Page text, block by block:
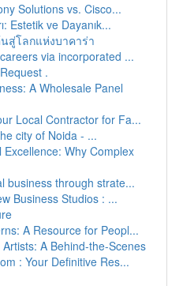
Solutions vs. Cisco...
Estetik ve Dayanık...
สู่โลกแห่งบาคาร่า
via incorporated ...
.
A Wholesale Panel
Local Contractor for Fa...
city of Noida - ...
Why Complex
business through strate...
Business Studios : ...
A Resource for Peopl...
A Behind-the-Scenes
: Your Definitive Res...